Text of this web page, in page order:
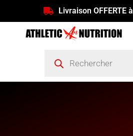
Livraison OFFERTE